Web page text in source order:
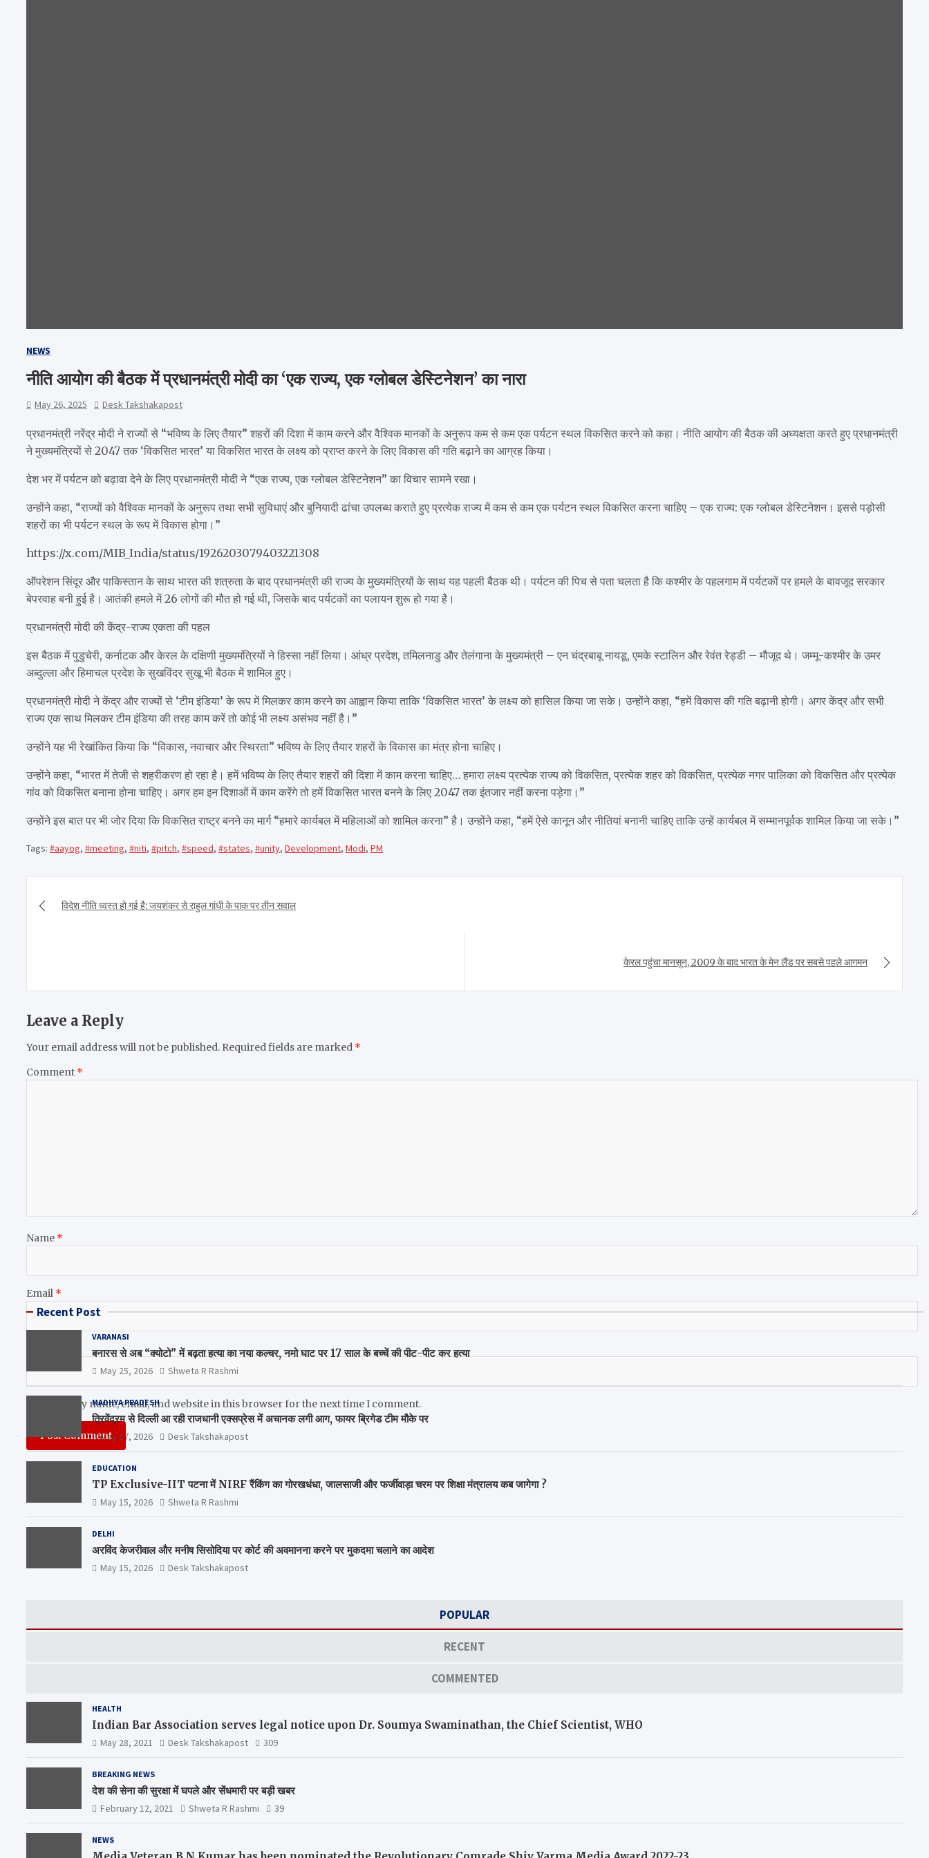
NEWS
नीति आयोग की बैठक में प्रधानमंत्री मोदी का ‘एक राज्य, एक ग्लोबल डेस्‍ट‍िनेशन’ का नारा
May 26, 2025 Desk Takshakapost
प्रधानमंत्री नरेंद्र मोदी ने राज्यों से “भविष्य के लिए तैयार” शहरों की दिशा में काम करने और वैश्विक मानकों के अनुरूप कम से कम एक पर्यटन स्थल विकसित करने को कहा। नीति आयोग की बैठक की अध्यक्षता करते हुए प्रधानमंत्री
ने मुख्यमंत्रियों से 2047 तक ‘विकसित भारत’ या विकसित भारत के लक्ष्य को प्राप्त करने के लिए विकास की गति बढ़ाने का आग्रह किया।
देश भर में पर्यटन को बढ़ावा देने के लिए प्रधानमंत्री मोदी ने “एक राज्य, एक ग्लोबल डेस्‍ट‍िनेशन” का विचार सामने रखा।
उन्होंने कहा, “राज्यों को वैश्विक मानकों के अनुरूप तथा सभी सुविधाएं और बुनियादी ढांचा उपलब्ध कराते हुए प्रत्येक राज्य में कम से कम एक पर्यटन स्थल विकसित करना चाहिए – एक राज्य: एक ग्लोबल डेस्‍ट‍िनेशन। इससे पड़ोसी
शहरों का भी पर्यटन स्थल के रूप में विकास होगा।”
https://x.com/MIB_India/status/1926203079403221308
ऑपरेशन सिंदूर और पाकिस्तान के साथ भारत की शत्रुता के बाद प्रधानमंत्री की राज्य के मुख्यमंत्रियों के साथ यह पहली बैठक थी। पर्यटन की पिच से पता चलता है कि कश्मीर के पहलगाम में पर्यटकों पर हमले के बावजूद सरकार
बेपरवाह बनी हुई है। आतंकी हमले में 26 लोगों की मौत हो गई थी, जिसके बाद पर्यटकों का पलायन शुरू हो गया है।
प्रधानमंत्री मोदी की केंद्र-राज्य एकता की पहल
इस बैठक में पुडुचेरी, कर्नाटक और केरल के दक्षिणी मुख्यमंत्रियों ने हिस्सा नहीं लिया। आंध्र प्रदेश, तमिलनाडु और तेलंगाना के मुख्यमंत्री – एन चंद्रबाबू नायडू, एमके स्टालिन और रेवंत रेड्डी – मौजूद थे। जम्मू-कश्मीर के उमर
अब्दुल्ला और हिमाचल प्रदेश के सुखविंदर सुखू भी बैठक में शामिल हुए।
प्रधानमंत्री मोदी ने केंद्र और राज्यों से ‘टीम इंडिया’ के रूप में मिलकर काम करने का आह्वान किया ताकि ‘विकसित भारत’ के लक्ष्य को हासिल किया जा सके। उन्होंने कहा, “हमें विकास की गति बढ़ानी होगी। अगर केंद्र और सभी
राज्य एक साथ मिलकर टीम इंडिया की तरह काम करें तो कोई भी लक्ष्य असंभव नहीं है।”
उन्होंने यह भी रेखांकित किया कि “विकास, नवाचार और स्थिरता” भविष्य के लिए तैयार शहरों के विकास का मंत्र होना चाहिए।
उन्होंने कहा, “भारत में तेजी से शहरीकरण हो रहा है। हमें भविष्य के लिए तैयार शहरों की दिशा में काम करना चाहिए… हमारा लक्ष्य प्रत्येक राज्य को विकसित, प्रत्येक शहर को विकसित, प्रत्येक नगर पालिका को विकसित और प्रत्येक
गांव को विकसित बनाना होना चाहिए। अगर हम इन दिशाओं में काम करेंगे तो हमें विकसित भारत बनने के लिए 2047 तक इंतजार नहीं करना पड़ेगा।”
उन्होंने इस बात पर भी जोर दिया कि विकसित राष्ट्र बनने का मार्ग “हमारे कार्यबल में महिलाओं को शामिल करना” है। उन्होंने कहा, “हमें ऐसे कानून और नीतियां बनानी चाहिए ताकि उन्हें कार्यबल में सम्मानपूर्वक शामिल किया जा सके।”
Tags: #aayog, #meeting, #niti, #pitch, #speed, #states, #unity, Development, Modi, PM
navigation
विदेश नीति ध्वस्त हो गई है: जयशंकर से राहुल गांधी के पाक पर तीन सवाल
केरल पहुंचा मानसून, 2009 के बाद भारत के मेन लैंड पर सबसे पहले आगमन
Leave a Reply
Your email address will not be published. Required fields are marked *
Comment *
Name *
Email *
Save my name, email, and website in this browser for the next time I comment.
Recent Post
VARANASI
बनारस से अब “क्योटो” में बढ़ता हत्या का नया कल्चर, नमो घाट पर 17 साल के बच्चें की पीट-पीट कर हत्या
May 25, 2026 Shweta R Rashmi
MADHYA PRADESH
त्रिवेंद्रम से दिल्ली आ रही राजधानी एक्सप्रेस में अचानक लगी आग, फायर ब्रिगेड टीम मौके पर
May 17, 2026 Desk Takshakapost
EDUCATION
TP Exclusive-IIT पटना में NIRF रैंकिंग का गोरखधंधा, जालसाजी और फर्जीवाड़ा चरम पर शिक्षा मंत्रालय कब जागेगा ?
May 15, 2026 Shweta R Rashmi
DELHI
अरविंद केजरीवाल और मनीष सिसोदिया पर कोर्ट की अवमानना करने पर मुकदमा चलाने का आदेश
May 15, 2026 Desk Takshakapost
POPULAR
RECENT
COMMENTED
HEALTH
Indian Bar Association serves legal notice upon Dr. Soumya Swaminathan, the Chief Scientist, WHO
May 28, 2021 Desk Takshakapost 309
BREAKING NEWS
देश की सेना की सुरक्षा में घपले और सेंधमारी पर बड़ी खबर
February 12, 2021 Shweta R Rashmi 39
NEWS